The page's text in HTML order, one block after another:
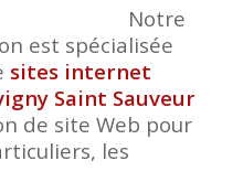
Notre
est spécialisée
sites internet
Saint Sauveur
de site Web pour
les